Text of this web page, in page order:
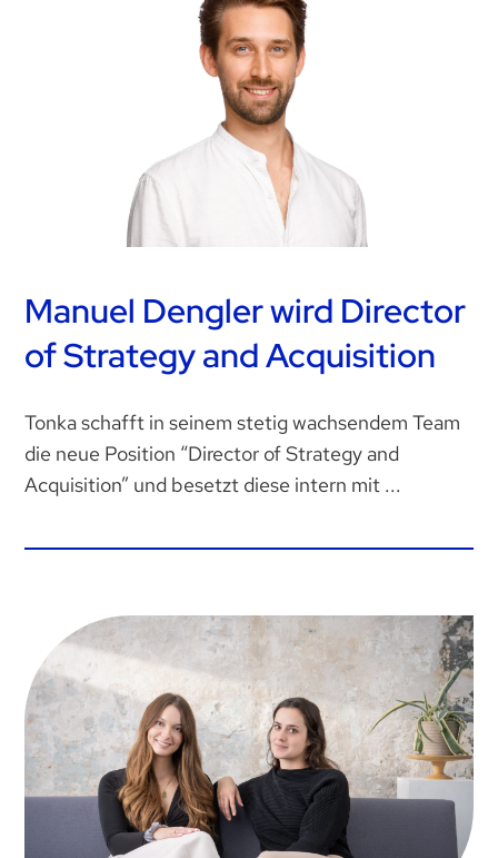
Manuel Dengler wird Director
of Strategy and Acquisition
Tonka schafft in seinem stetig wachsendem Team
die neue Position “Director of Strategy and
Acquisition” und besetzt diese intern mit ...